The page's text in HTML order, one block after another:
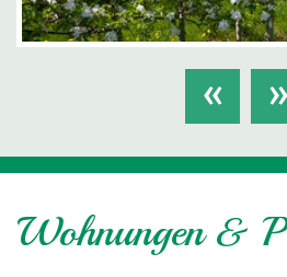
« »
Wohnungen &